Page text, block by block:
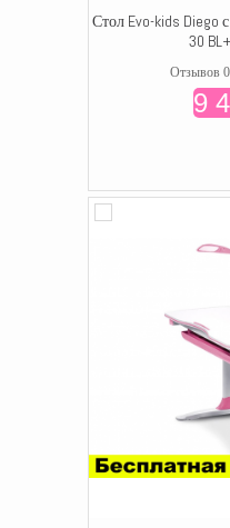
Стол Evo-kids Diego
30
Отзывов 0
9